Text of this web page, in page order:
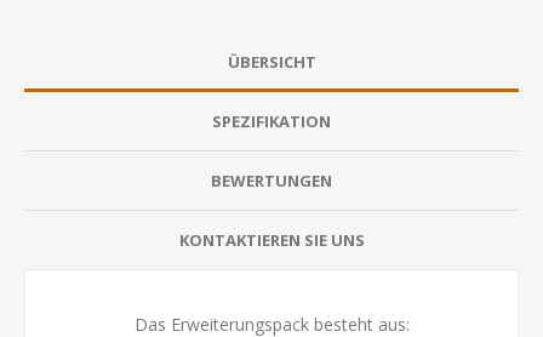
ÜBERSICHT
SPEZIFIKATION
BEWERTUNGEN
KONTAKTIEREN SIE UNS
Das Erweiterungspack besteht aus: